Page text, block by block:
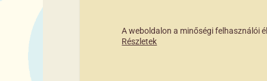
A weboldalon a minőségi felhasználói
Részletek